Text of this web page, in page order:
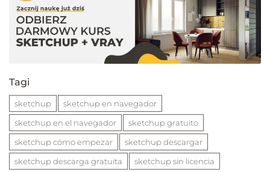
Tagi
sketchup
sketchup en navegador
sketchup en el navegador
sketchup gratuito
sketchup cómo empezar
sketchup descargar
sketchup descarga gratuita
sketchup sin licencia